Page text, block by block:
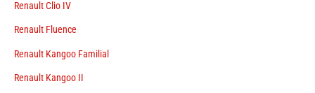
Renault Clio IV
Renault Fluence
Renault Kangoo Familial
Renault Kangoo II